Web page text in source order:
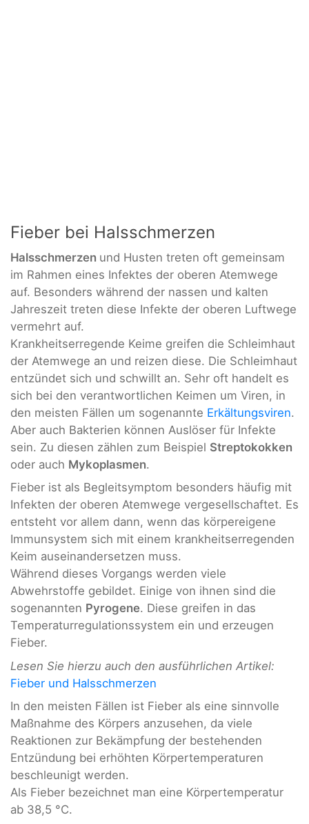
Fieber bei Halsschmerzen
Halsschmerzen und Husten treten oft gemeinsam
im Rahmen eines Infektes der oberen Atemwege
auf. Besonders während der nassen und kalten
Jahreszeit treten diese Infekte der oberen Luftwege
vermehrt auf.
Krankheitserregende Keime greifen die Schleimhaut
der Atemwege an und reizen diese. Die Schleimhaut
entzündet sich und schwillt an. Sehr oft handelt es
sich bei den verantwortlichen Keimen um Viren, in
den meisten Fällen um sogenannte Erkältungsviren.
Aber auch Bakterien können Auslöser für Infekte
sein. Zu diesen zählen zum Beispiel Streptokokken
oder auch Mykoplasmen.
Fieber ist als Begleitsymptom besonders häufig mit
Infekten der oberen Atemwege vergesellschaftet. Es
entsteht vor allem dann, wenn das körpereigene
Immunsystem sich mit einem krankheitserregenden
Keim auseinandersetzen muss.
Während dieses Vorgangs werden viele
Abwehrstoffe gebildet. Einige von ihnen sind die
sogenannten Pyrogene. Diese greifen in das
Temperaturregulationssystem ein und erzeugen
Fieber.
Lesen Sie hierzu auch den ausführlichen Artikel:
Fieber und Halsschmerzen
In den meisten Fällen ist Fieber als eine sinnvolle
Maßnahme des Körpers anzusehen, da viele
Reaktionen zur Bekämpfung der bestehenden
Entzündung bei erhöhten Körpertemperaturen
beschleunigt werden.
Als Fieber bezeichnet man eine Körpertemperatur
ab 38,5 °C.